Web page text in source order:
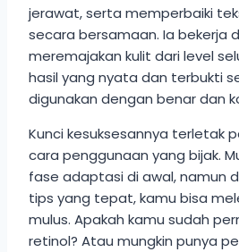
jerawat, serta memperbaiki
secara bersamaan. Ia bekerja
meremajakan kulit dari level
hasil yang nyata dan terbukti
digunakan dengan benar dan
Kunci kesuksesannya terletak
cara penggunaan yang bijak.
fase adaptasi di awal, namun
tips yang tepat, kamu bisa
mulus. Apakah kamu sudah
retinol? Atau mungkin punya